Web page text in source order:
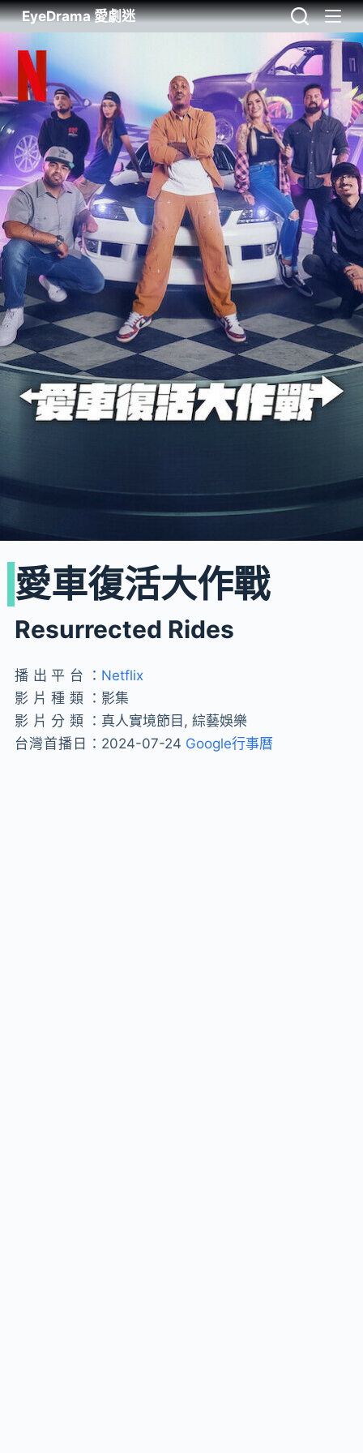
EyeDrama 愛劇迷
愛車復活大作戰
Resurrected Rides
播出平台： Netflix
影片種類： 影集
影片分類： 真人實境節目, 綜藝娛樂
台灣首播日： 2024-07-24 Google行事曆